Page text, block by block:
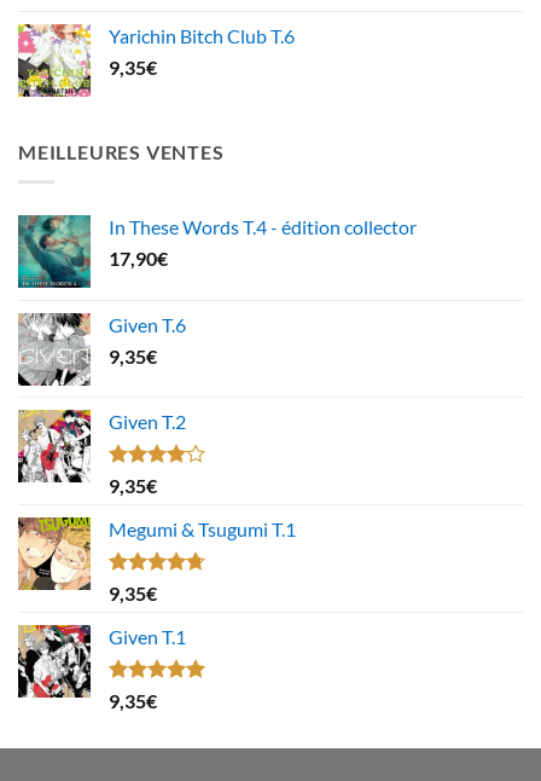
Yarichin Bitch Club T.6
9,35€
MEILLEURES VENTES
In These Words T.4 - édition collector
17,90€
Given T.6
9,35€
Given T.2
Note
4.00
5
9,35€
Megumi & Tsugumi T.1
Note4.67
sur 5
9,35€
Given T.1
Note5.00
sur 5
9,35€